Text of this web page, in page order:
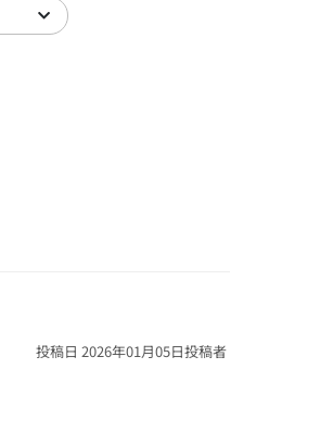
投稿者
投稿日 2026年01月05日